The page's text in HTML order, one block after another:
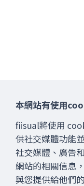
本網站有使用
fiisual將使用
供社交媒體功能
社交媒體、廣告
網站的相關信息
與您提供給他們